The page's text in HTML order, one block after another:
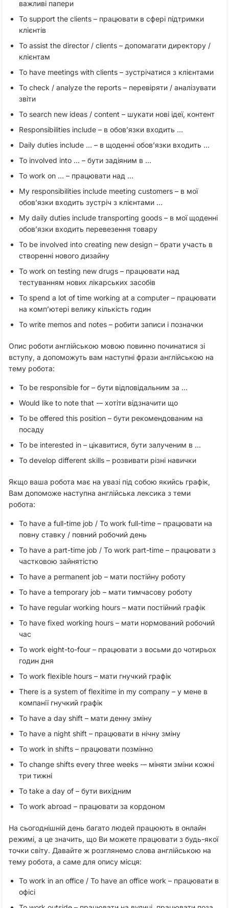
важливі папери
To support the clients – працювати в сфері підтримки
клієнтів
To assist the director / clients – допомагати директору /
клієнтам
To have meetings with clients – зустрічатися з клієнтами
To check / analyze the reports – перевіряти / аналізувати
звіти
To search new ideas / content – шукати нові ідеї, контент
Responsibilities include – в обов’язки входить …
Daily duties include … – в щоденні обов’язки входить …
To involved into … – бути задіяним в …
To work on … – працювати над …
My responsibilities include meeting customers – в мої
обов’язки входить зустріч з клієнтами …
My daily duties include transporting goods – в мої щоденні
обов’язки входить перевезення товару
To be involved into creating new design – брати участь в
створенні нового дизайну
To work on testing new drugs – працювати над
тестуванням нових лікарських засобів
To spend a lot of time working at a computer – працювати
на комп’ютері велику кількість годин
To write memos and notes – робити записи і позначки
Опис роботи англійською мовою повинно починатися зі
вступу, а допоможуть вам наступні фрази англійською на
тему робота:
To be responsible for – бути відповідальним за …
Would like to note that -– хотіти відзначити що
To be offered this position – бути рекомендованим на
посаду
To be interested in – цікавитися, бути залученим в …
To develop different skills – розвивати різні навички
Якщо ваша робота має на увазі під собою якийсь графік,
Вам допоможе наступна англійська лексика з теми
робота:
To have a full-time job / To work full-time – працювати на
повну ставку / повний робочий день
To have a part-time job / To work part-time – працювати з
частковою зайнятістю
To have a permanent job – мати постійну роботу
To have a temporary job – мати тимчасову роботу
To have regular working hours – мати постійний графік
To have fixed working hours – мати нормований робочий
час
To work eight-to-four – працювати з восьми до чотирьох
годин дня
To work flexible hours – мати гнучкий графік
There is a system of flexitime in my company – у мене в
компанії гнучкий графік
To have a day shift – мати денну зміну
To have a night shift – працювати в нічну зміну
To work in shifts – працювати позмінно
To change shifts every three weeks -– міняти зміни кожні
три тижні
To take a day of – бути вихідним
To work abroad – працювати за кордоном
На сьогоднішній день багато людей працюють в онлайн
режимі, а це значить, що Ви можете працювати з будь-якої
точки світу. Давайте ж розглянемо слова англійською на
тему робота, а саме для опису місця:
To work in an office / To have an office work – працювати в
офісі